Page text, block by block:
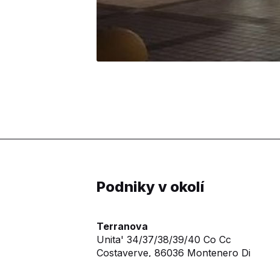
Podniky v okolí
Terranova
Unita' 34/37/38/39/40 Co Cc
Costaverve, 86036 Montenero Di